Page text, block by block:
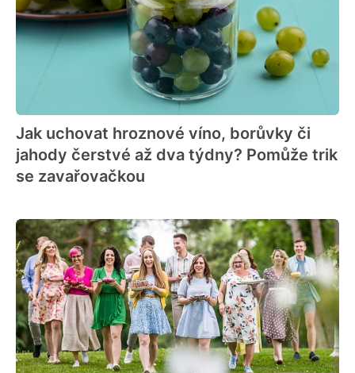
Jak uchovat hroznové víno, borůvky či
jahody čerstvé až dva týdny? Pomůže trik
se zavařovačkou